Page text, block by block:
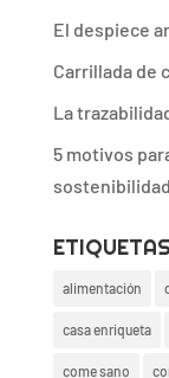
El despiece
Carrillada de
La
5 motivos
sostenibilidad
ETIQUETAS
alimentación
casa enriqueta
come sano